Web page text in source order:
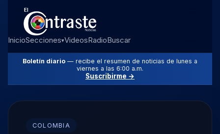
InicioSecciones▾VideosRadioBuscar
Boletín diario — recibe el resumen de noticias de lunes a
viernes a las 6:00 a.m.
Suscribirme →
COLOMBIA